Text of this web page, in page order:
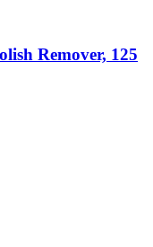
Remover, 125